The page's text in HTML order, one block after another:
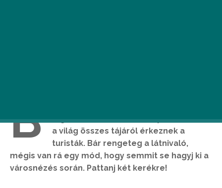
B
legsokszínűbb város Európában, ahova
a világ összes tájáról érkeznek a
turisták. Bár rengeteg a látnivaló,
mégis van rá egy mód, hogy semmit se hagyj ki a
városnézés során. Pattanj két kerékre!